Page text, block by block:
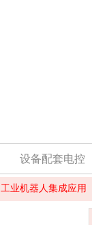
设备配套电控
工业机器人集成应用